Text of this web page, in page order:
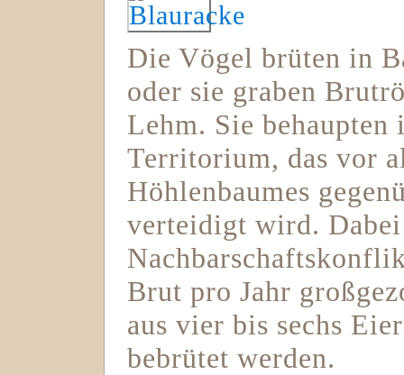
Die Vögel brüten in
oder sie graben
Lehm. Sie
Territorium, das vor
Höhlenbaumes
verteidigt wird. Dabei
Brut pro Jahr
aus vier bis sechs
bebrütet werden.